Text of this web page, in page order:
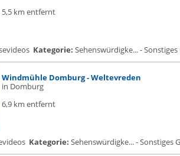
5,5 km entfernt
Kategorie: Sehenswürdigke... -
Windmühle Domburg - Weltevreden
in Domburg
6,9 km entfernt
Kategorie: Sehenswürdigke... - Sonstiges